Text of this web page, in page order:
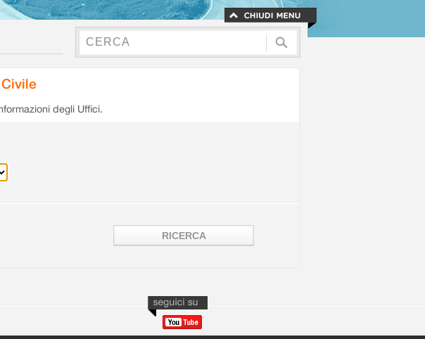
degli Uffici.